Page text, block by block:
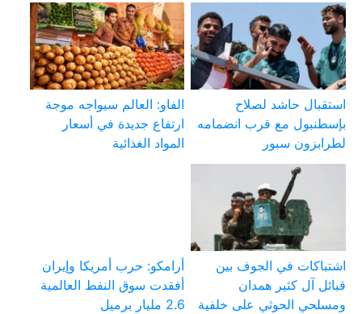
استقبال حاشد لصلاح
بإسطنبول مع قرب انضمامه
لطرابزون سبور
الفاو: العالم سيواجه موجة
ارتفاع جديدة في أسعار
المواد الغذائية
اشتباكات في الجوف بين
قبائل آل كثير همدان
ومسلحي الحوثي على خلفية
أرامكو: حرب أمريكا وإيران
أفقدت سوق النفط العالمية
2.6 مليار برميل